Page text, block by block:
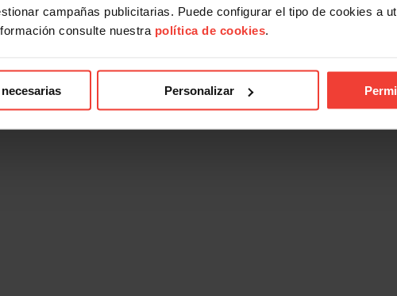
campañas publicitarias. Puede configurar el tipo de cookies a
consulte nuestra política de cookies.
Personalizar